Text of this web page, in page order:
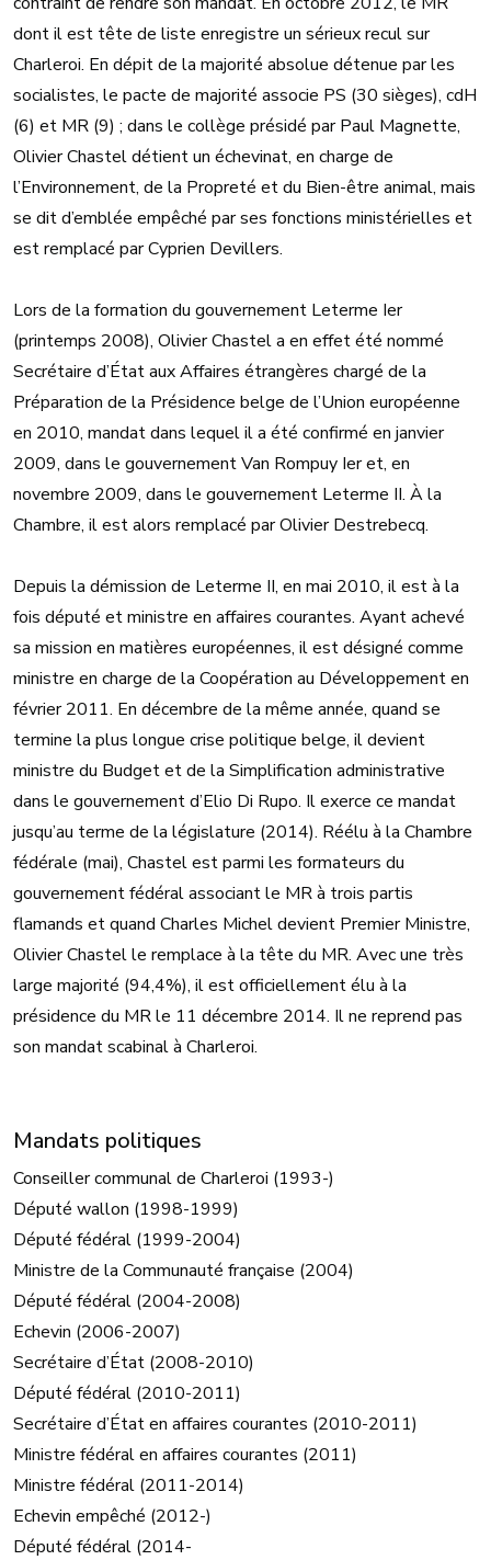
dont il est tête de liste enregistre un sérieux recul sur
Charleroi. En dépit de la majorité absolue détenue par les
socialistes, le pacte de majorité associe PS (30 sièges), cdH
(6) et MR (9) ; dans le collège présidé par Paul Magnette,
Olivier Chastel détient un échevinat, en charge de
l’Environnement, de la Propreté et du Bien-être animal, mais
se dit d’emblée empêché par ses fonctions ministérielles et
est remplacé par Cyprien Devillers.
Lors de la formation du gouvernement Leterme Ier
(printemps 2008), Olivier Chastel a en effet été nommé
Secrétaire d’État aux Affaires étrangères chargé de la
Préparation de la Présidence belge de l’Union européenne
en 2010, mandat dans lequel il a été confirmé en janvier
2009, dans le gouvernement Van Rompuy Ier et, en
novembre 2009, dans le gouvernement Leterme II. À la
Chambre, il est alors remplacé par Olivier Destrebecq.
Depuis la démission de Leterme II, en mai 2010, il est à la
fois député et ministre en affaires courantes. Ayant achevé
sa mission en matières européennes, il est désigné comme
ministre en charge de la Coopération au Développement en
février 2011. En décembre de la même année, quand se
termine la plus longue crise politique belge, il devient
ministre du Budget et de la Simplification administrative
dans le gouvernement d’Elio Di Rupo. Il exerce ce mandat
jusqu’au terme de la législature (2014). Réélu à la Chambre
fédérale (mai), Chastel est parmi les formateurs du
gouvernement fédéral associant le MR à trois partis
flamands et quand Charles Michel devient Premier Ministre,
Olivier Chastel le remplace à la tête du MR. Avec une très
large majorité (94,4%), il est officiellement élu à la
présidence du MR le 11 décembre 2014. Il ne reprend pas
son mandat scabinal à Charleroi.
Mandats politiques
Conseiller communal de Charleroi (1993-)
Député wallon (1998-1999)
Député fédéral (1999-2004)
Ministre de la Communauté française (2004)
Député fédéral (2004-2008)
Echevin (2006-2007)
Secrétaire d’État (2008-2010)
Député fédéral (2010-2011)
Secrétaire d’État en affaires courantes (2010-2011)
Ministre fédéral en affaires courantes (2011)
Ministre fédéral (2011-2014)
Echevin empêché (2012-)
Député fédéral (2014-